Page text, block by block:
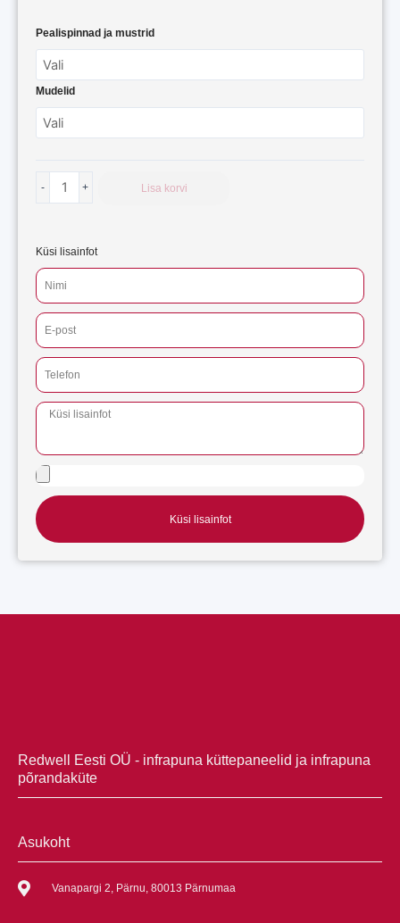
Pealispinnad ja mustrid
Mudelid
-
design-
line
kogus
+ Lisa korvi
Küsi lisainfot
Küsi lisainfot
Redwell Eesti OÜ - infrapuna küttepaneelid ja infrapuna
põrandaküte
Asukoht
Vanapargi 2, Pärnu, 80013 Pärnumaa